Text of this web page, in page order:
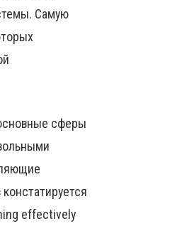
Самую
сферы
effectively